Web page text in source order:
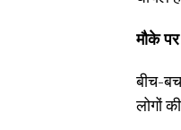
मौके
बीच-
लोगों